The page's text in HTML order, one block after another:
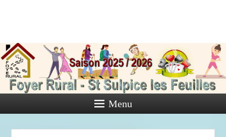
de Saint
Sulpice les
Feuilles
Activités diverses de l'Association
Menu